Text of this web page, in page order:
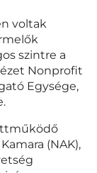
voltak
szintre a
Nonprofit
Egysége,
(NAK),